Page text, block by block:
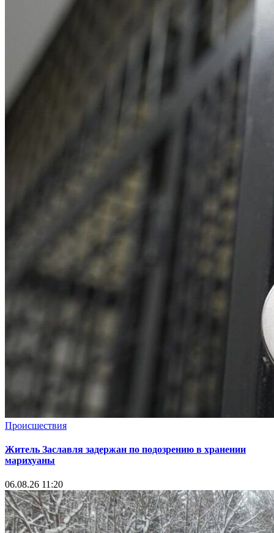
Происшествия
Житель Заславля задержан по подозрению в хранении
марихуаны
06.08.26 11:20